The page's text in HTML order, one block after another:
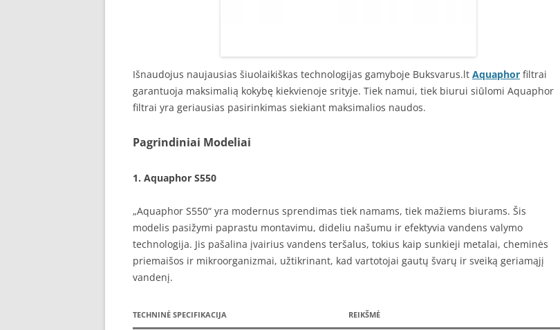
Išnaudojus naujausias šiuolaikiškas technologijas gamyboje Buksvarus.lt Aquaphor filtrai
garantuoja maksimalią kokybę kiekvienoje srityje. Tiek namui, tiek biurui siūlomi Aquaphor
filtrai yra geriausias pasirinkimas siekiant maksimalios naudos.
Pagrindiniai Modeliai
1. Aquaphor S550
„Aquaphor S550“ yra modernus sprendimas tiek namams, tiek mažiems biurams. Šis
modelis pasižymi paprastu montavimu, dideliu našumu ir efektyvia vandens valymo
technologija. Jis pašalina įvairius vandens teršalus, tokius kaip sunkieji metalai, cheminės
priemaišos ir mikroorganizmai, užtikrinant, kad vartotojai gautų švarų ir sveiką geriamąjį
vandenį.
TECHNINĖ SPECIFIKACIJA REIKŠMĖ